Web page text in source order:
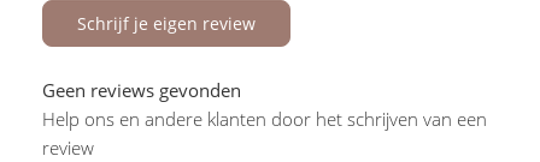
Schrijf je eigen review
Geen reviews gevonden
Help ons en andere klanten door het schrijven van een
review